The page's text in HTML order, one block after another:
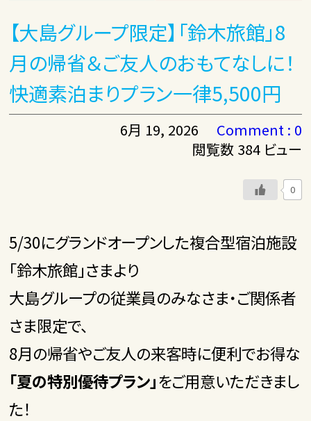
【大島グループ限定】「鈴木旅館」8
月の帰省＆ご友人のおもてなしに！
快適素泊まりプラン一律5,500円
6月 19, 2026
Comment : 0
閲覧数 384 ビュー
0
5/30にグランドオープンした複合型宿泊施設
「鈴木旅館」さまより
大島グループの従業員のみなさま・ご関係者
さま限定で、
8月の帰省やご友人の来客時に便利でお得な
「夏の特別優待プラン」をご用意いただきまし
た！